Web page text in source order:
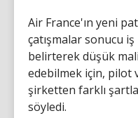
Air France'ın yeni
çatışmalar sonucu iş
belirterek düşük
edebilmek için, pilot
şirketten farklı
söyledi.